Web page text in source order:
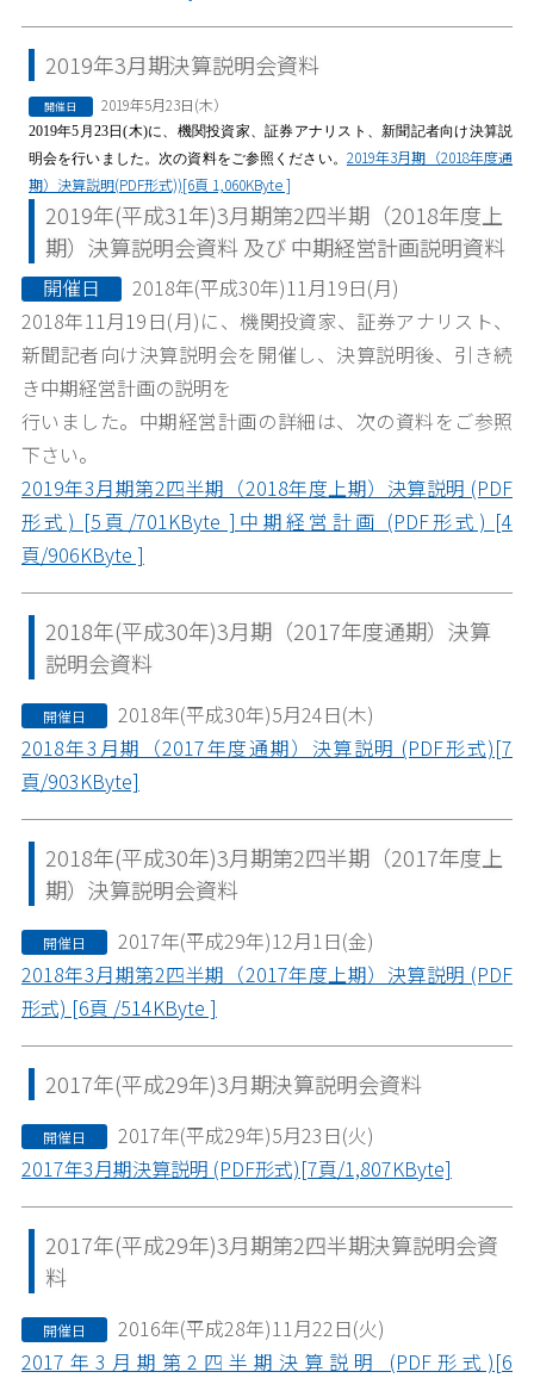
2019年3月期決算説明会資料
開催日 2019年5月23日(木）
2019年5 月 23日(木)に、機関投資家、証券アナリスト、新聞記者向け決算説
明会を行いました。次の資料をご参照ください。 2019年3月期（2018年度通
期）決算説明(PDF形式))[6頁 1,060KByte ]
2019年(平成31年)3月期第2四半期（2018年度上
期）決算説明会資料 及び 中期経営計画説明資料
開催日
2018年(平成30年)11月19日(月)
2018年11月19日(月)に、機関投資家、証券アナリスト、
新聞記者向け決算説明会を開催し、決算説明後、引き続
き中期経営計画の説明を
行いました。中期経営計画の詳細は、次の資料をご参照
下さい。
2019年3月期第2四半期（2018年度上期）決算説明 (PDF
形式) [5頁/701KByte ] 中期経営計画 (PDF形式) [4
頁/906KByte ]
2018年(平成30年)3月期（2017年度通期）決算
説明会資料
開催日
2018年(平成30年)5月24日(木)
2018年3月期（2017年度通期）決算説明 (PDF形式)[7
頁/903KByte]
2018年(平成30年)3月期第2四半期（2017年度上
期）決算説明会資料
開催日
2017年(平成29年)12月1日(金)
2018年3月期第2四半期（2017年度上期）決算説明 (PDF
形式) [6頁 /514KByte ]
2017年(平成29年)3月期決算説明会資料
開催日
2017年(平成29年)5月23日(火)
2017年3月期決算説明 (PDF形式)[7頁/1,807KByte]
2017年(平成29年)3月期第2四半期決算説明会資
料
開催日
2016年(平成28年)11月22日(火)
2017年3月期第2四半期決算説明 (PDF形式)[6